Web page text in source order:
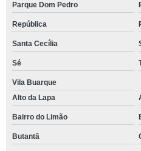
Parque Dom Pedro
República
Santa Cecília
Sé
Vila Buarque
Alto da Lapa
Bairro do Limão
Butantã